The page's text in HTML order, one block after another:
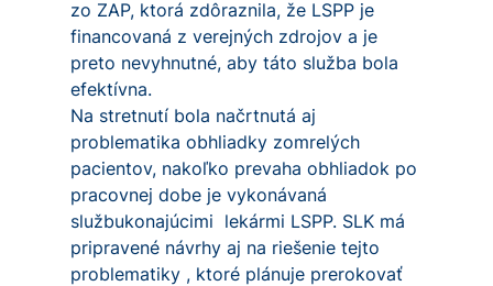
zo ZAP, ktorá zdôraznila, že LSPP je
financovaná z verejných zdrojov a je
preto nevyhnutné, aby táto služba bola
efektívna.
Na stretnutí bola načrtnutá aj
problematika obhliadky zomrelých
pacientov, nakoľko prevaha obhliadok po
pracovnej dobe je vykonávaná
službukonajúcimi lekármi LSPP. SLK má
pripravené návrhy aj na riešenie tejto
problematiky , ktoré plánuje prerokovať